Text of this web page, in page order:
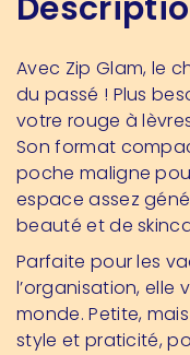
Avec Zip Glam, le
du passé ! Plus
votre rouge à
Son format
poche maligne
espace assez
beauté et de
Parfaite pour les
l’organisation, elle
monde. Petite,
style et praticité,